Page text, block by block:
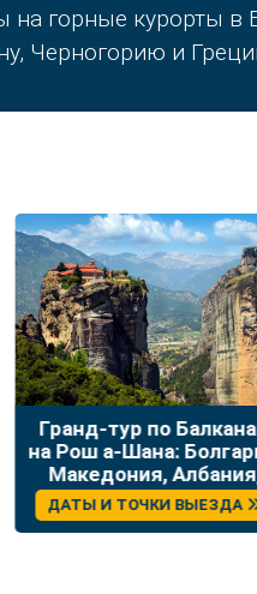
на горные курорты
Черногорию и
Уикенд
в
ДАТЫ И